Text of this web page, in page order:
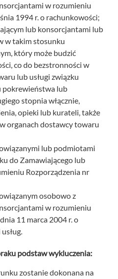
w rozumieniu
1994 r. o rachunkowości;
lub konsorcjantami lub
w takim stosunku
który może budzić
co do bezstronności w
lub usługi związku
pokrewieństwa lub
stopnia włącznie,
opieki lub kurateli, także
organach dostawcy towaru
lub podmiotami
do Zamawiającego lub
Rozporządzenia nr
osobowo z
w rozumieniu
11 marca 2004 r. o
podstaw wykluczenia:
zostanie dokonana na